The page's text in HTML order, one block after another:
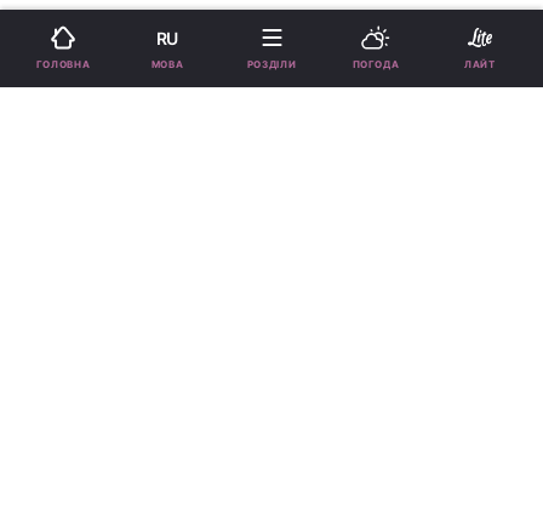
Підпишіться на нас в Google
ГОЛОВНА
RU
МОВА РОЗДІЛИ ПОГОДА ЛАЙТ